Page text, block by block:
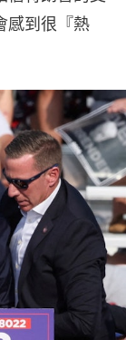
感到很『熱